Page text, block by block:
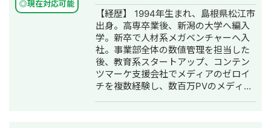
玉 リフォーム」「千葉県 外壁塗装」
「つくば市 外壁塗装」など地域キーワ
ードでも1位を多数獲得 【自己紹介】
・高校卒業後、札幌市で老舗の施工会
社に就職。職人として活動する ・
RIZAPの子会社に転職し、10年勤務。
事業部で最年少の支配人となり、新規
出店などを経験 ・副業だったマーケテ
ィング技術をもって独立 ・個人事業と
◎現在対応可能
【経歴】 1994年生まれ、島根県松江市
出身。高専卒業後、新潟の大学へ編入
学。新卒で人材系メガベンチャーへ入
社。事業部全体の数値管理を担当した
後、教育系スタートアップ、コンテン
ツマーケ支援会社でメディアのゼロイ
チを複数経験し、数百万PVのメディア